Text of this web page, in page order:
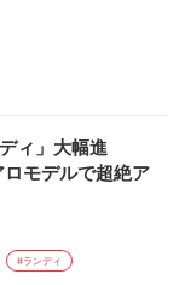
ィ」大幅進
モデルで超絶ア
#ランディ